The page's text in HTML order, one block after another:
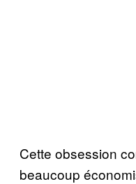
Cette obsession
beaucoup